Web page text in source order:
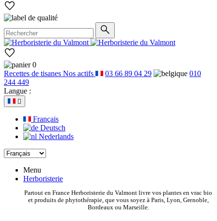
0
Recettes de tisanes Nos actifs 03 66 89 04 29
010
244 449
Langue :

Français
Deutsch
Nederlands
Menu
Herboristerie
Partout en France Herboristerie du Valmont livre vos plantes en vrac bio
et produits de phytothérapie, que vous soyez à Paris, Lyon, Grenoble,
Bordeaux ou Marseille.